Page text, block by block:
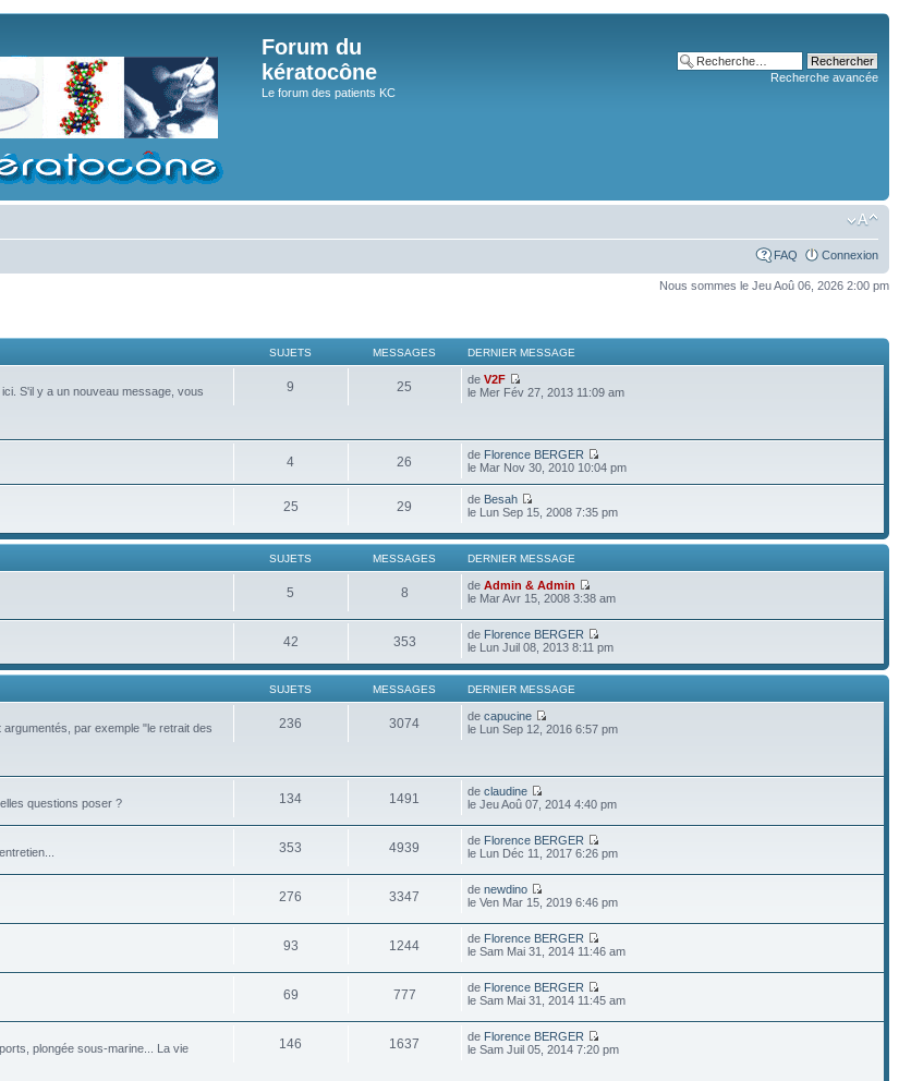
Forum du
kératocône
Le forum des patients KC
Recherche avancée
FAQ Connexion
Nous sommes le Jeu Aoû 06, 2026 2:00 pm
SUJETS MESSAGES DERNIER MESSAGE
S'il y a un nouveau message, vous
9 25 deV2F
le Mer Fév 27, 2013 11:09 am
4 26 de Florence BERGER
le Mar Nov 30, 2010 10:04 pm
25 29 de Besah
le Lun Sep 15, 2008 7:35 pm
SUJETS MESSAGES DERNIER MESSAGE
5 8 deAdmin & Admin
le Mar Avr 15, 2008 3:38 am
42 353 de Florence BERGER
le Lun Juil 08, 2013 8:11 pm
SUJETS MESSAGES DERNIER MESSAGE
par exemple "le retrait des
236 3074 decapucine
le Lun Sep 12, 2016 6:57 pm
questions poser ?
134 1491 declaudine
le Jeu Aoû 07, 2014 4:40 pm
353 4939 de Florence BERGER
le Lun Déc 11, 2017 6:26 pm
276 3347 denewdino
le Ven Mar 15, 2019 6:46 pm
93 1244 de Florence BERGER
le Sam Mai 31, 2014 11:46 am
69 777 de Florence BERGER
le Sam Mai 31, 2014 11:45 am
plongée sous-marine... La vie
146 1637 de Florence BERGER
le Sam Juil 05, 2014 7:20 pm